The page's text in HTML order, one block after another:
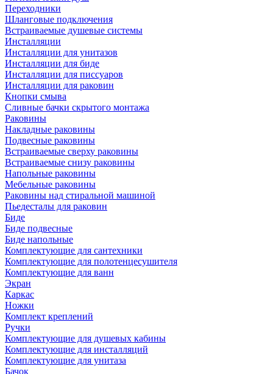
Переходники
Шланговые подключения
Встраиваемые душевые системы
Инсталляции
Инсталляции для унитазов
Инсталляции для биде
Инсталляции для писсуаров
Инсталляции для раковин
Кнопки смыва
Сливные бачки скрытого монтажа
Раковины
Накладные раковины
Подвесные раковины
Встраиваемые сверху раковины
Встраиваемые снизу раковины
Напольные раковины
Мебельные раковины
Раковины над стиральной машиной
Пьедесталы для раковин
Биде
Биде подвесные
Биде напольные
Комплектующие для сантехники
Комплектующие для полотенцесушителя
Комплектующие для ванн
Экран
Каркас
Ножки
Комплект креплений
Ручки
Комплектующие для душевых кабины
Комплектующие для инсталляций
Комплектующие для унитаза
Бачок